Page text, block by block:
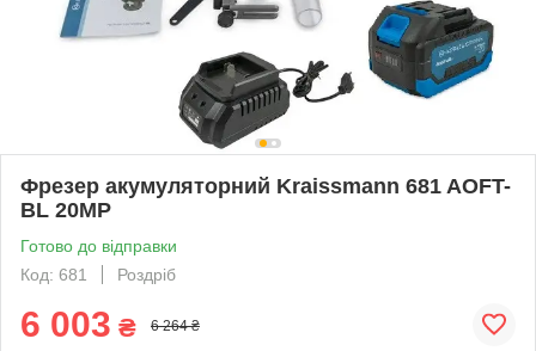
Фрезер акумуляторний Kraissmann 681 AOFT-
BL 20MP
Готово до відправки
Код: 681
Роздріб
6 003 ₴ 6 264 ₴